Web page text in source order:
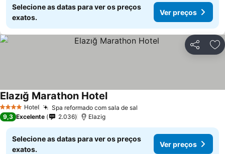
Selecione as datas para ver os preços
exatos.
Ver preços
Partilhar
4 EstrelasHotel Spa reformado com sala de sal
Elazığ Marathon HotelVer preços
9,3 Excelente 2.036 Elazig
Selecione as datas para ver os preços
exatos.
Ver preços